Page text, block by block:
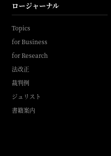
ロージャーナル
Topics
for Business
for Research
法改正
裁判例
ジュリスト
書籍案内